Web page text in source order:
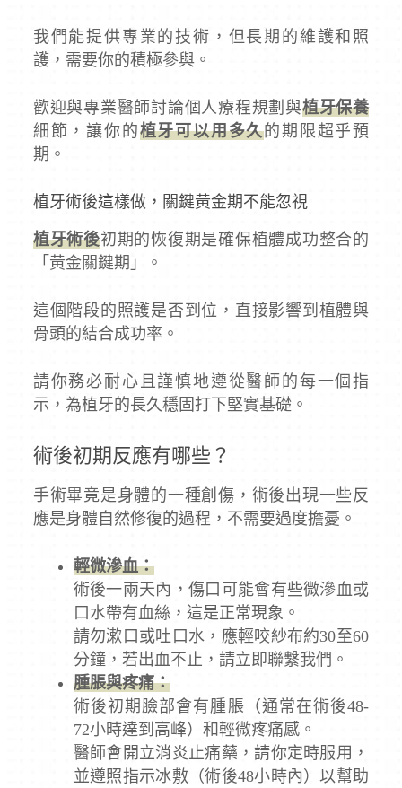
我們能提供專業的技術，但長期的維護和照
護，需要你的積極參與。
歡迎與專業醫師討論個人療程規劃與植牙保養
細節，讓你的植牙可以用多久的期限超乎預
期。
植牙術後這樣做，關鍵黃金期不能忽視
植牙術後初期的恢復期是確保植體成功整合的
「黃金關鍵期」。
這個階段的照護是否到位，直接影響到植體與
骨頭的結合成功率。
請你務必耐心且謹慎地遵從醫師的每一個指
示，為植牙的長久穩固打下堅實基礎。
術後初期反應有哪些？
手術畢竟是身體的一種創傷，術後出現一些反
應是身體自然修復的過程，不需要過度擔憂。
輕微滲血：
術後一兩天內，傷口可能會有些微滲血或
口水帶有血絲，這是正常現象。
請勿漱口或吐口水，應輕咬紗布約30至60
分鐘，若出血不止，請立即聯繫我們。
腫脹與疼痛：
術後初期臉部會有腫脹（通常在術後48-
72小時達到高峰）和輕微疼痛感。
醫師會開立消炎止痛藥，請你定時服用，
並遵照指示冰敷（術後48小時內）以幫助